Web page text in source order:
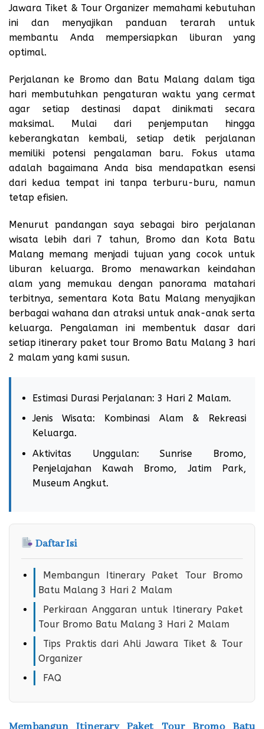
Jawara Tiket & Tour Organizer memahami kebutuhan
ini dan menyajikan panduan terarah untuk
membantu Anda mempersiapkan liburan yang
optimal.
Perjalanan ke Bromo dan Batu Malang dalam tiga
hari membutuhkan pengaturan waktu yang cermat
agar setiap destinasi dapat dinikmati secara
maksimal. Mulai dari penjemputan hingga
keberangkatan kembali, setiap detik perjalanan
memiliki potensi pengalaman baru. Fokus utama
adalah bagaimana Anda bisa mendapatkan esensi
dari kedua tempat ini tanpa terburu-buru, namun
tetap efisien.
Menurut pandangan saya sebagai biro perjalanan
wisata lebih dari 7 tahun, Bromo dan Kota Batu
Malang memang menjadi tujuan yang cocok untuk
liburan keluarga. Bromo menawarkan keindahan
alam yang memukau dengan panorama matahari
terbitnya, sementara Kota Batu Malang menyajikan
berbagai wahana dan atraksi untuk anak-anak serta
keluarga. Pengalaman ini membentuk dasar dari
setiap itinerary paket tour Bromo Batu Malang 3 hari
2 malam yang kami susun.
Estimasi Durasi Perjalanan: 3 Hari 2 Malam.
Jenis Wisata: Kombinasi Alam & Rekreasi
Keluarga.
Aktivitas Unggulan: Sunrise Bromo,
Penjelajahan Kawah Bromo, Jatim Park,
Museum Angkut.
Daftar Isi
Membangun Itinerary Paket Tour Bromo
Batu Malang 3 Hari 2 Malam
Perkiraan Anggaran untuk Itinerary Paket
Tour Bromo Batu Malang 3 Hari 2 Malam
Tips Praktis dari Ahli Jawara Tiket & Tour
Organizer
FAQ